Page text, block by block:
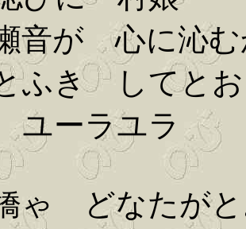
音が 心に沁む
ふき してと
ーラユラ
ゃ どなたが